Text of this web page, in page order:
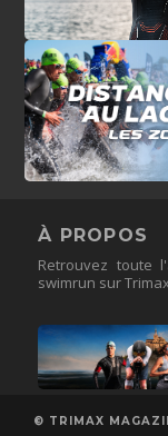
À PROPOS
Retrouvez toute
swimrun sur
© TRIMAX